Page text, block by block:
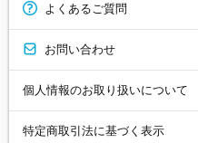
よくあるご質問
お問い合わせ
個人情報のお取り扱いについて
特定商取引法に基づく表示